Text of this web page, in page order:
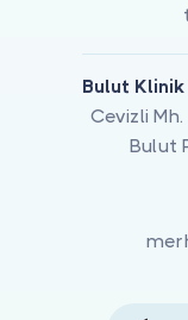
Bulut
Cevizli
Bulut